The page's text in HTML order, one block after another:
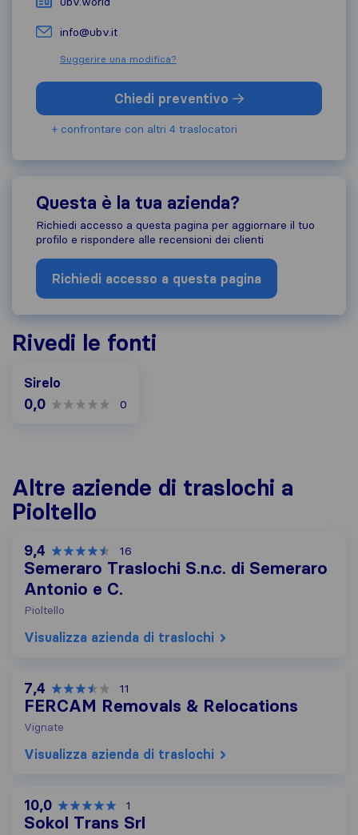
info@ubv.it
Suggerire una modifica?
Chiedi preventivo
+ confrontare con altri 4 traslocatori
Questa è la tua azienda?
Richiedi accesso a questa pagina per aggiornare il tuo
profilo e rispondere alle recensioni dei clienti
Richiedi accesso a questa pagina
Rivedi le fonti
Sirelo
0,0 0
Altre aziende di traslochi a
Pioltello
9,4 16
Semeraro Traslochi S.n.c. di Semeraro
Antonio e C.
Pioltello
Visualizza azienda di traslochi
7,4 11
FERCAM Removals & Relocations
Vignate
Visualizza azienda di traslochi
10,0 1
Sokol Trans Srl